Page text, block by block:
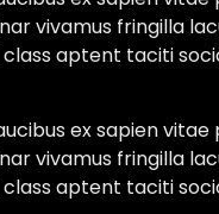
vivamus fringilla
aptent taciti
ex sapien
vivamus fringilla
aptent taciti